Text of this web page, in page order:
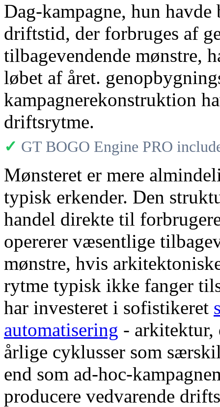
Dag-kampagne, hun
driftstid, der forbruges af
tilbagevendende mønstre,
løbet af året.
kampagnerekonstruktion
driftsrytme.
✓ GT BOGO Engine PRO
Mønsteret er mere
typisk erkender. Den
handel direkte til
opererer væsentlige
mønstre, hvis
rytme typisk ikke fanger
har investeret i sofistikeret
automatisering - arkitektur,
årlige cyklusser som
end som ad-hoc-
producere vedvarende